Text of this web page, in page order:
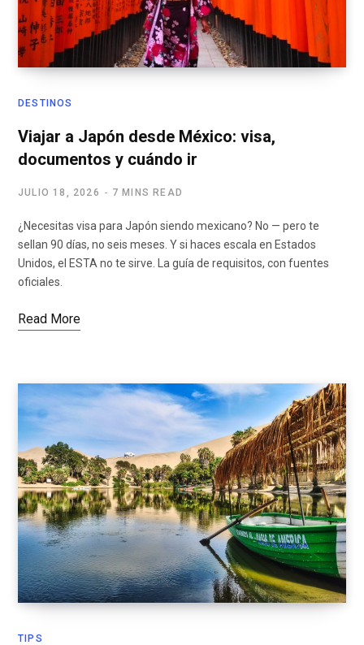
DESTINOS
Viajar a Japón desde México: visa,
documentos y cuándo ir
JULIO 18, 2026 7 MINS READ
¿Necesitas visa para Japón siendo mexicano? No — pero te
sellan 90 días, no seis meses. Y si haces escala en Estados
Unidos, el ESTA no te sirve. La guía de requisitos, con fuentes
oficiales.
Read More
TIPS